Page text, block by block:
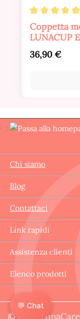
Coppetta
LUNACUP
Prezzo
36,90 €
Chi siamo
Blog
Contattaci
Link rapidi
Assistenza clienti
Elenco prodotti
© 2025
💬 Chat